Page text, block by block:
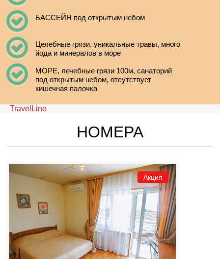
БАССЕЙН под открытым небом
Целебные грязи, уникальные травы, много
йода и минералов в море
МОРЕ, лечебные грязи 100м, санаторий
под открытым небом, отсутствует
кишечная палочка
TravelLine
НОМЕРА
Акция